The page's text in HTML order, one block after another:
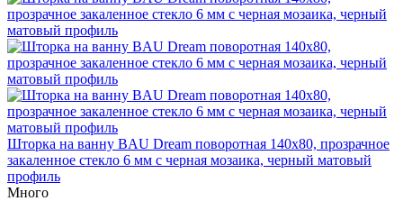
Шторка на ванну BAU Dream поворотная 140x80, прозрачное
закаленное стекло 6 мм с черная мозаика, черный матовый
профиль
Много